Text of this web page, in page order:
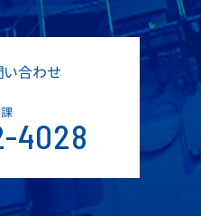
い合わせ
4028